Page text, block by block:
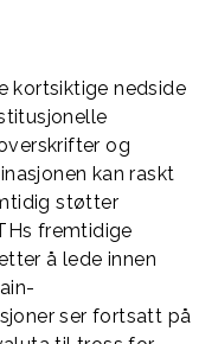
kortsiktige nedside
og
kan raskt
støtter
fremtidige
å lede innen
ser fortsatt på